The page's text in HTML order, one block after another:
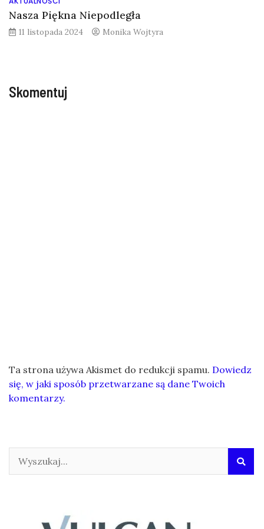
Nasza Piękna Niepodległa
11 listopada 2024 Monika Wojtyra
Skomentuj
Ta strona używa Akismet do redukcji spamu. Dowiedz
się, w jaki sposób przetwarzane są dane Twoich
komentarzy.